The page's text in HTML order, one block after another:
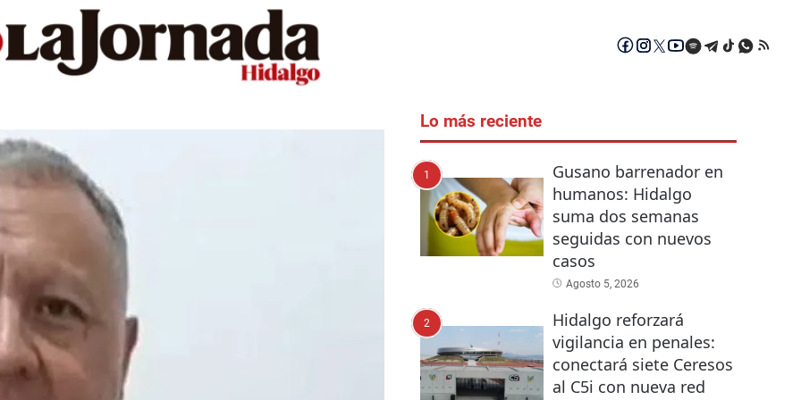
Lo más reciente
1
Gusano barrenador en
humanos: Hidalgo
suma dos semanas
seguidas con nuevos
casos
Agosto 5, 2026
2
Hidalgo reforzará
vigilancia en penales:
conectará siete Ceresos
al C5i con nueva red